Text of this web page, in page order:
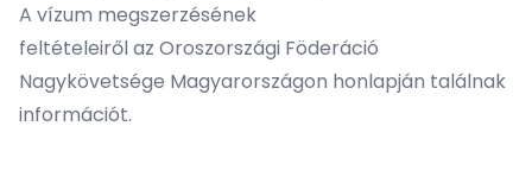
A vízum megszerzésének
feltételeiről az Oroszországi Föderáció
Nagykövetsége Magyarországon honlapján találnak
információt.